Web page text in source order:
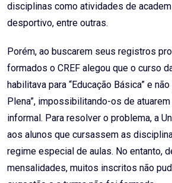
disciplinas como atividades de
desportivo, entre outras.
Porém, ao buscarem seus registros
formados o CREF alegou que o curso
habilitava para “Educação Básica” e
Plena”, impossibilitando-os de
informal. Para resolver o problema, a
aos alunos que cursassem as
regime especial de aulas. No entanto,
mensalidades, muitos inscritos não